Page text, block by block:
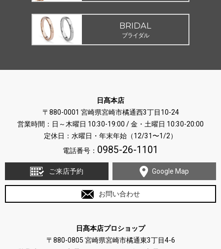
BRIDAL
ブライダル
日髙本店
〒880-0001 宮崎県宮崎市橘通西3丁目10-24
営業時間：日～木曜日 10:30-19:00 / 金・土曜日 10:30-20:00
定休日：水曜日・年末年始（12/31〜1/2）
電話番号： 0985-26-1101
ご来店予約 Google Map
お問い合わせ
日髙本店プロショップ
〒880-0805 宮崎県宮崎市橘通東3丁目4-6